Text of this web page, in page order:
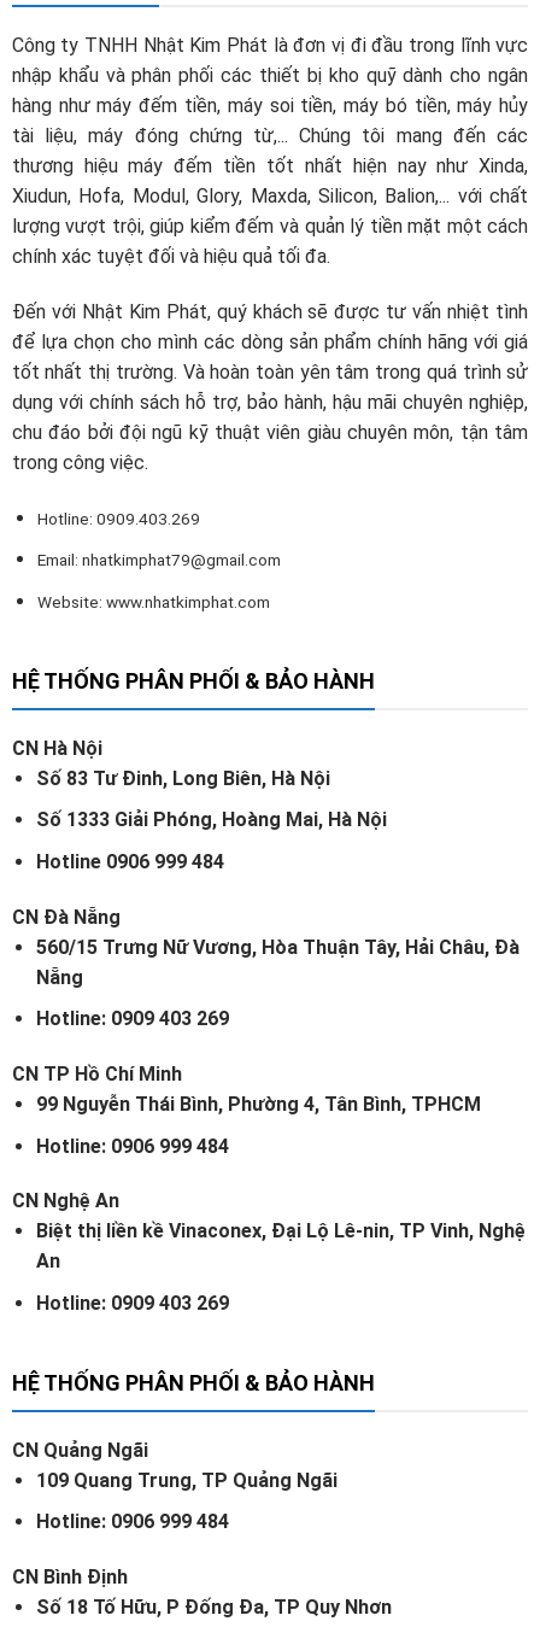
Công ty TNHH Nhật Kim Phát là đơn vị đi đầu trong lĩnh vực
nhập khẩu và phân phối các thiết bị kho quỹ dành cho ngân
hàng như máy đếm tiền, máy soi tiền, máy bó tiền, máy hủy
tài liệu, máy đóng chứng từ,... Chúng tôi mang đến các
thương hiệu máy đếm tiền tốt nhất hiện nay như Xinda,
Xiudun, Hofa, Modul, Glory, Maxda, Silicon, Balion,... với chất
lượng vượt trội, giúp kiểm đếm và quản lý tiền mặt một cách
chính xác tuyệt đối và hiệu quả tối đa.
Đến với Nhật Kim Phát, quý khách sẽ được tư vấn nhiệt tình
để lựa chọn cho mình các dòng sản phẩm chính hãng với giá
tốt nhất thị trường. Và hoàn toàn yên tâm trong quá trình sử
dụng với chính sách hỗ trợ, bảo hành, hậu mãi chuyên nghiệp,
chu đáo bởi đội ngũ kỹ thuật viên giàu chuyên môn, tận tâm
trong công việc.
Hotline: 0909.403.269
Email: nhatkimphat79@gmail.com
Website: www.nhatkimphat.com
HỆ THỐNG PHÂN PHỐI & BẢO HÀNH
CN Hà Nội
Số 83 Tư Đinh, Long Biên, Hà Nội
Số 1333 Giải Phóng, Hoàng Mai, Hà Nội
Hotline 0906 999 484
CN Đà Nẵng
560/15 Trưng Nữ Vương, Hòa Thuận Tây, Hải Châu, Đà
Nẵng
Hotline: 0909 403 269
CN TP Hồ Chí Minh
99 Nguyễn Thái Bình, Phường 4, Tân Bình, TPHCM
Hotline: 0906 999 484
CN Nghệ An
Biệt thị liền kề Vinaconex, Đại Lộ Lê-nin, TP Vinh, Nghệ
An
Hotline: 0909 403 269
HỆ THỐNG PHÂN PHỐI & BẢO HÀNH
CN Quảng Ngãi
109 Quang Trung, TP Quảng Ngãi
Hotline: 0906 999 484
CN Bình Định
Số 18 Tố Hữu, P Đống Đa, TP Quy Nhơn